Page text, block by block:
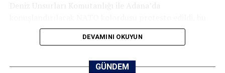
yerine işgal, darbe, sömürü ve bağımlılık ihraç eden bu
üzere coğrafyamızdaki sömürü ve yıkımın en büyük suç
Tarihsel gerçekler açıkça göstermektedir ki NATO; bir
NATO ZİRVESİ İHANETTİR!
dokunur! Sizin Allah’tan başka dostlarınız yoktur.
Deniz Unsurları Komutanlığı ile Adana’da
üslerin işgali pekiştirdiği savunuldu.
olan Büyük Şeytan ABD’nin başkanı katil ve sapkın
DEVAMINI OKUYUN
GÜNDEM